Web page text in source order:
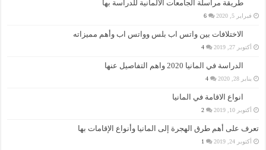
طريقة مراسلة الجامعات الألمانية للدراسة بها
فبراير 5, 2020 6
الاختلافات بين واتس اب بلس وواتس اب وأهم مميزاته
أكتوبر 27, 2019 4
الدراسة في المانيا 2020 واهم التفاصيل عنها
يناير 28, 2020 4
انواع الاقامة في المانيا
أكتوبر 10, 2019 2
تعرف على أهم طرق الهجرة إلى المانيا وأنواع الإقامات بها
أكتوبر 24, 2019 1